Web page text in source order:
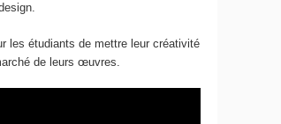
les étudiants de mettre leur créativité
de leurs œuvres.